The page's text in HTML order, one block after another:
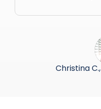
Christina C.,